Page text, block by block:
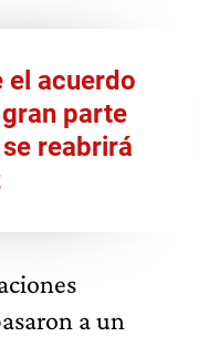
el acuerdo
parte
reabrirá
a un